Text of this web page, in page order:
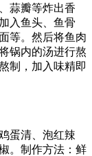
蒜瓣等炸出香
入鱼头、鱼骨
等。然后将鱼肉
锅内的汤进行熬
制，加入味精即
蛋清、泡红辣
。制作方法：鲜